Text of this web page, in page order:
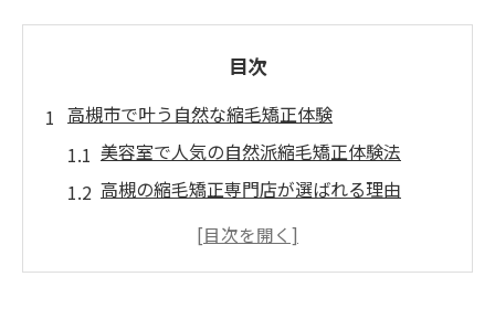
目次
高槻市で叶う自然な縮毛矯正体験
美容室で人気の自然派縮毛矯正体験法
高槻の縮毛矯正専門店が選ばれる理由
美容室で叶える上手いストレートの秘訣